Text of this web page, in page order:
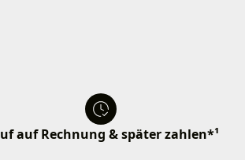
auf Rechnung & später zahlen*¹